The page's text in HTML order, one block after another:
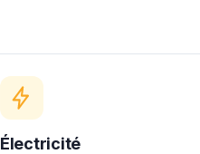
Électricité